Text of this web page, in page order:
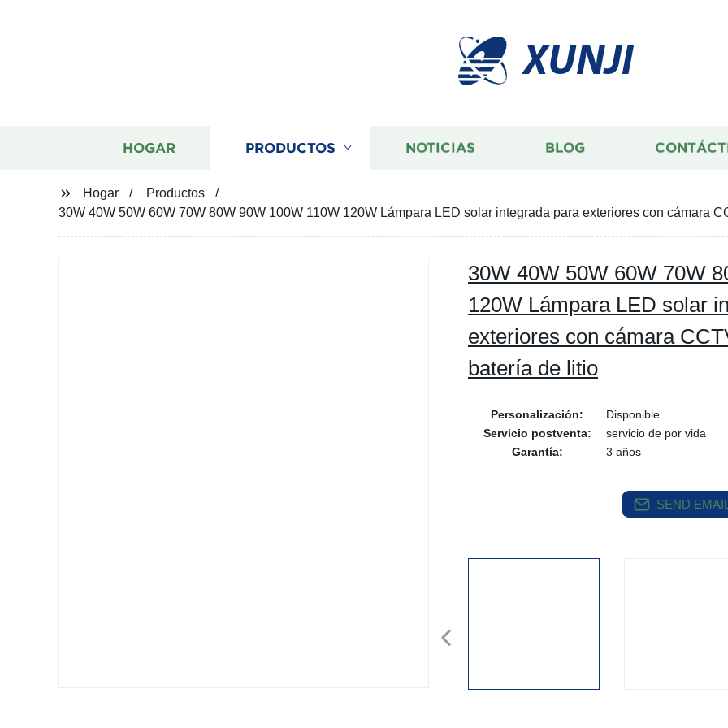
XUNJI
HOGAR PRODUCTOS NOTICIAS BLOG
Hogar
Productos
30W 40W 50W 60W 70W 80W 90W 100W 110W 120W Lámpara LED solar integrada para exteriores con cámara
30W 40W 50W 60W 70W
120W Lámpara LED solar
exteriores con cámara
batería de litio
Personalización:
Disponible
Servicio postventa:
servicio de por vida
Garantía:
3 años
SEND